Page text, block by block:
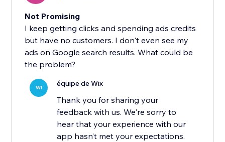
Not Promising
I keep getting clicks and spending ads credits
but have no customers. I don't even see my
ads on Google search results. What could be
the problem?
WI équipe de Wix
Thank you for sharing your
feedback with us. We're sorry to
hear that your experience with our
app hasn’t met your expectations.